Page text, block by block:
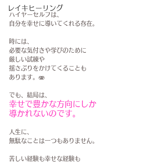
レイキヒーリング
ハイヤーセルフは、
自分を幸せに導いてくれる存在。
時には、
必要な気付きや学びのために
厳しい試練や
揺さぶりをかけてくることも
あります。🫨
でも、結局は、
幸せで豊かな方向にしか
導かれないのです。
人生に、
無駄なことは一つもありません。
苦しい経験も幸せな経験も